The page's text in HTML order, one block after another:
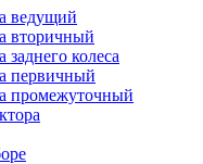
ведущий
вторичный
заднего колеса
первичный
промежуточный